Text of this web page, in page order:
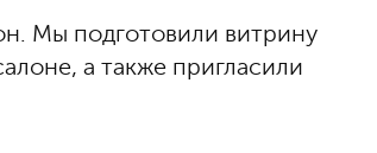
Мы подготовили витрину
а также пригласили